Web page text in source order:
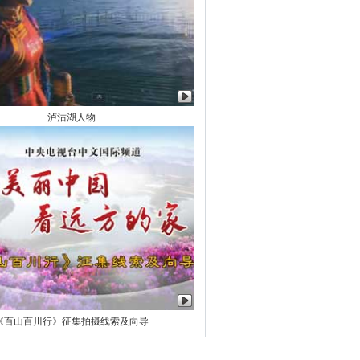
泸沽湖人物
百山百川行》征集拍摄线索及向导